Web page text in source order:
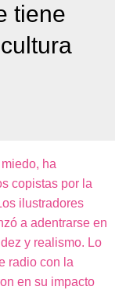
tiene
ha
copistas por la
ilustradores
a adentrarse en
y realismo. Lo
radio con la
en su impacto